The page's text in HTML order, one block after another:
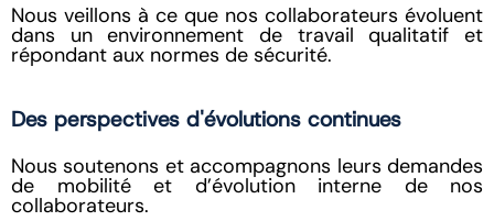
Nous veillons à ce que nos collaborateurs évoluent
dans un environnement de travail qualitatif et
répondant aux normes de sécurité.
Des perspectives d'évolutions continues
Nous soutenons et accompagnons leurs demandes
de mobilité et d’évolution interne de nos
collaborateurs.